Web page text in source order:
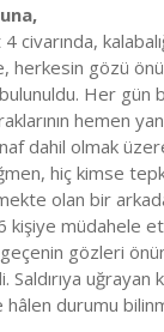
civarında,
herkesin gözü
Her gün
hemen
dahil olmak
hiç kimse
olan bir
kişiye müdahele
gözleri
uğrayan
hâlen durumu